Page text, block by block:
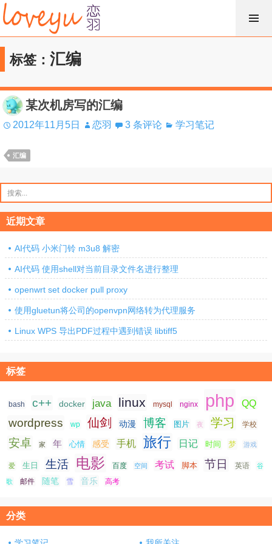
跳
过
内
容标签： 汇编
某次机房写的汇编
2012年11月5日 恋羽 3 条评论 学习笔记
汇编
索：
近期文章
AI代码 小米门铃 m3u8 解密
AI代码 使用shell对当前目录文件名进行整理
openwrt set docker pull proxy
使用gluetun将公司的openvpn网络转为代理服务
Linux WPS 导出PDF过程中遇到错误 libtiff5
标签
bash c++ docker java linux mysql nginx php QQ
wordpress wp 仙剑 动漫 博客 图片 夜 学习 学校
安卓 家 年 心情 感受 手机 旅行 日记 时间 梦 游戏
爱 生日 生活 电影 百度 空间 考试 脚本 节日 英语 谷
歌 邮件 随笔 雪 音乐 高考
分类